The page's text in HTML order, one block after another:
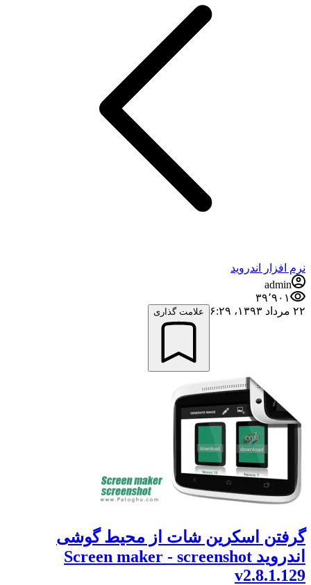
اندروید
علامت گذاری
اسکرین شات از محیط گوشی
اندروید Screen maker - screenshot